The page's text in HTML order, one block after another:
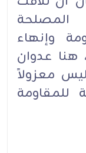
المصلحة
وإنهاء
هنا عدوان
معزولاً
للمقاومة